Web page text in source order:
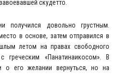
скудетто.
получился довольно грустным.
в основе, затем отправился в
летом на правах свободного
греческим «Панатинаикосом». В
о его желании вернуться, но на